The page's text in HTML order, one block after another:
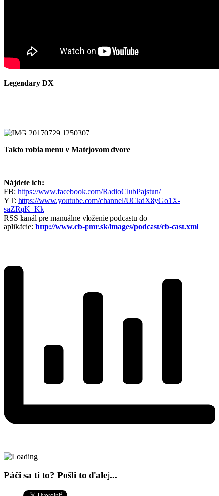
Legendary DX
Takto robia menu v Matejovom dvore
Nájdete ich:
FB: https://www.facebook.com/RadioClubPajstun/
YT: https://www.youtube.com/channel/UCkdX8yGo1X-
saZRqK_Kk
RSS kanál pre manuálne vloženie podcastu do
aplikácie: http://www.cb-pmr.sk/images/podcast/cb-cast.xml
Páči sa ti to? Pošli to ďalej...